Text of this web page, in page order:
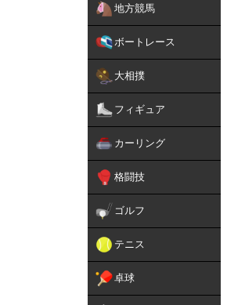
地方競馬
ボートレース
大相撲
フィギュア
カーリング
格闘技
ゴルフ
テニス
卓球